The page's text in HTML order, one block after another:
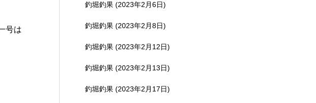
号は
釣堀釣果 (2023年2月6日)
釣堀釣果 (2023年2月8日)
釣堀釣果 (2023年2月12日)
釣堀釣果 (2023年2月13日)
釣堀釣果 (2023年2月17日)